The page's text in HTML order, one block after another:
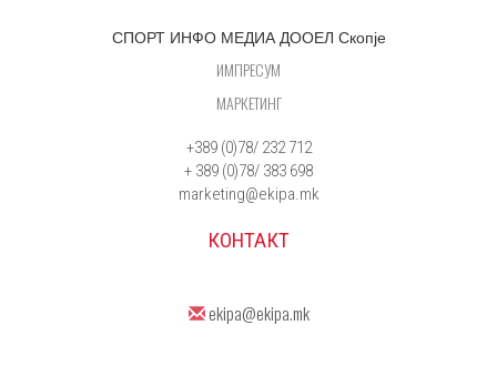
СПОРТ ИНФО МЕДИА ДООЕЛ Скопје
ИМПРЕСУМ
МАРКЕТИНГ
+389 (0)78/ 232 712
+ 389 (0)78/ 383 698
marketing@ekipa.mk
КОНТАКТ
ekipa@ekipa.mk